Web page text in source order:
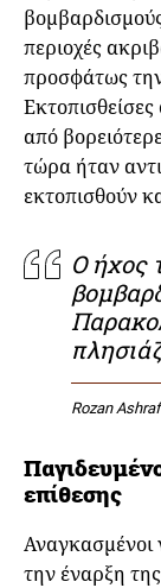
περιοχές
προσφάτως
από
τώρα ήταν
εκτοπισθούν
Ο ήχος
Rozan Ashraf
επίθεσης
Αναγκασμένοι
την έναρξη